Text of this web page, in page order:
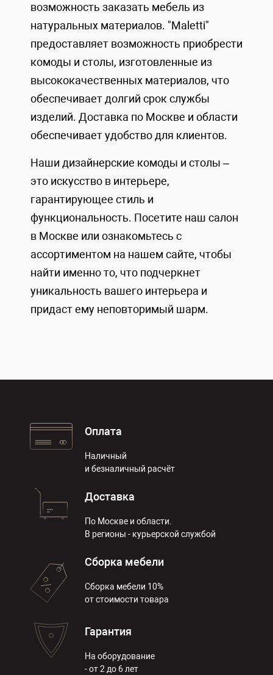
возможность заказать мебель из
натуральных материалов. "Maletti"
предоставляет возможность приобрести
комоды и столы, изготовленные из
высококачественных материалов, что
обеспечивает долгий срок службы
изделий. Доставка по Москве и области
обеспечивает удобство для клиентов.
Наши дизайнерские комоды и столы –
это искусство в интерьере,
гарантирующее стиль и
функциональность. Посетите наш салон
в Москве или ознакомьтесь с
ассортиментом на нашем сайте, чтобы
найти именно то, что подчеркнет
уникальность вашего интерьера и
придаст ему неповторимый шарм.
Оплата
Наличный
и безналичный расчёт
Доставка
По Москве и области.
В регионы - курьерской службой
Сборка мебели
Сборка мебели 10%
от стоимости товара
Гарантия
На оборудование
- от 2 до 6 лет